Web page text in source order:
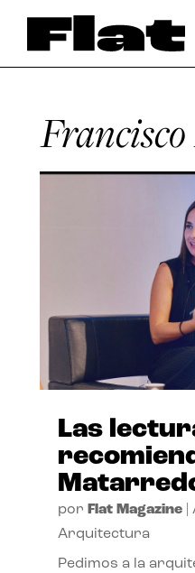
Las
por Flat Magazine|
Arquitectura
Pedimos a la